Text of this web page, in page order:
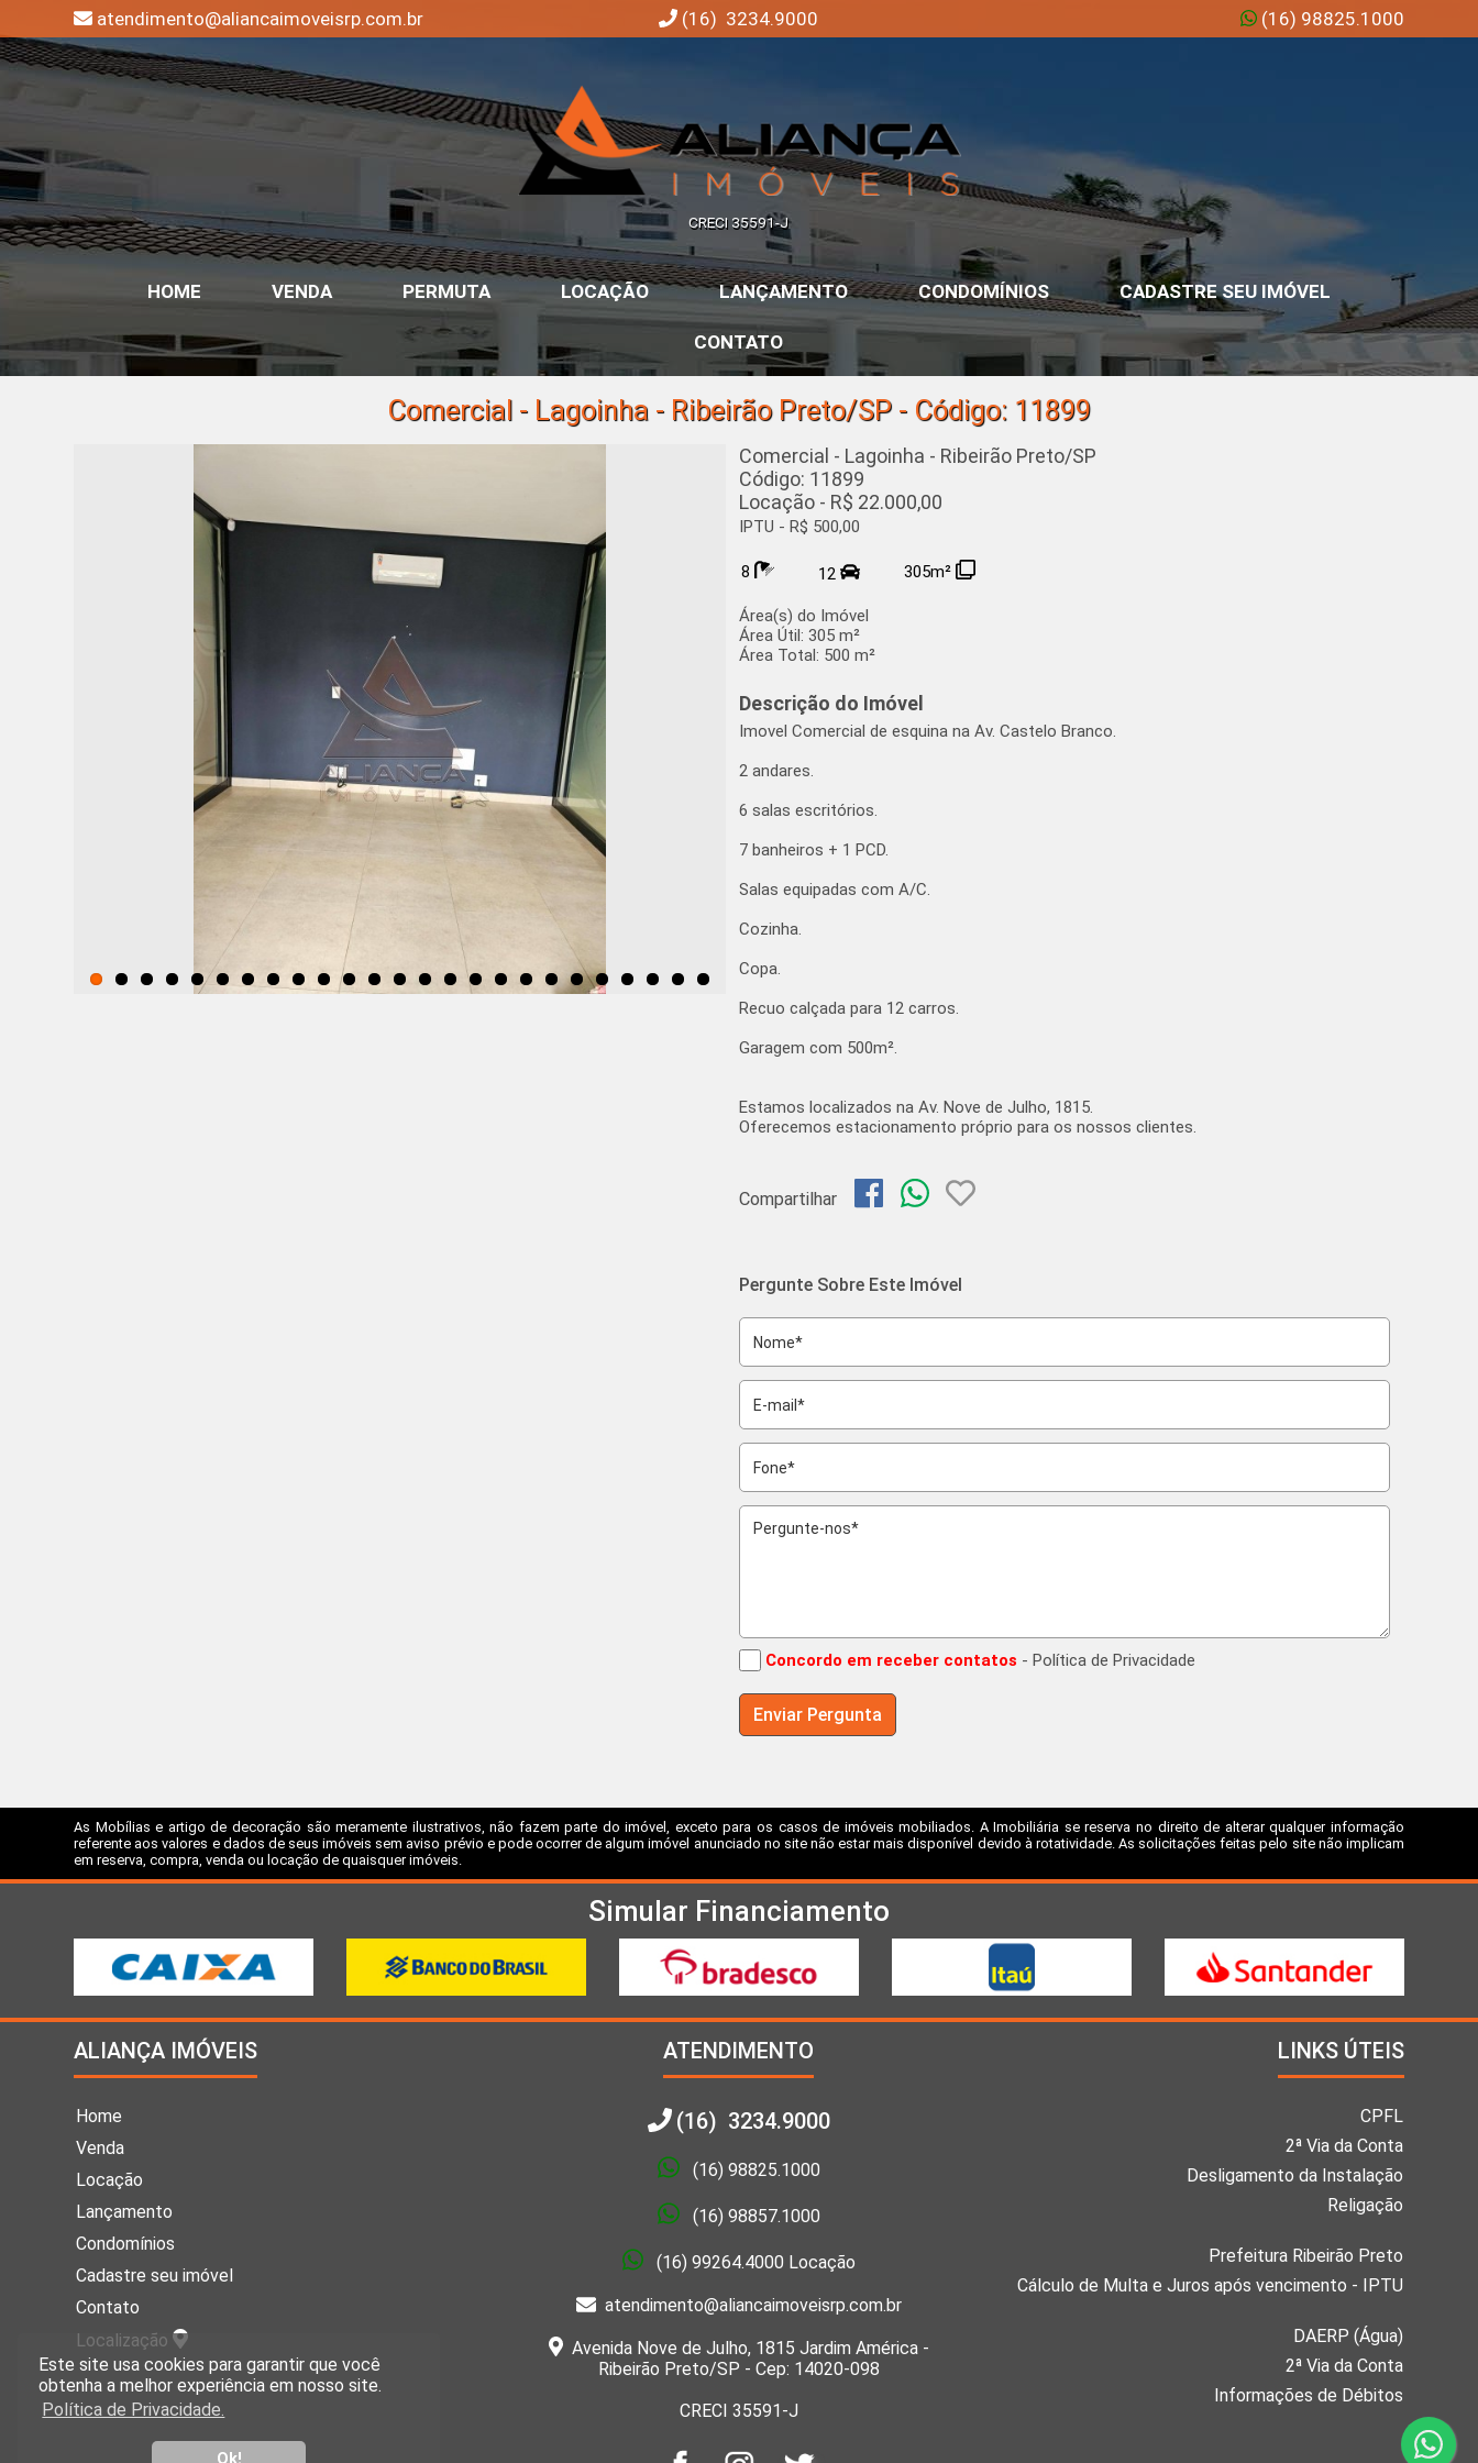
Este site usa cookies para garantir que você
obtenha a melhor experiência em nosso site.
Política de Privacidade.
Ok!
atendimento@aliancaimoveisrp.com.br (16) 3234.9000 (16) 98825.1000
CRECI 35591-J
HOME VENDA PERMUTA LOCAÇÃO LANÇAMENTO CONDOMÍNIOS CADASTRE SEU IMÓVEL
CONTATO
Comercial - Lagoinha - Ribeirão Preto/SP - Código: 11899
Comercial - Lagoinha - Ribeirão Preto/SP
Código: 11899
Locação - R$ 22.000,00
IPTU - R$ 500,00
8 12 305m²
Área(s) do Imóvel
Área Útil: 305 m²
Área Total: 500 m²
Descrição do Imóvel
Imovel Comercial de esquina na Av. Castelo Branco.
2 andares.
6 salas escritórios.
7 banheiros + 1 PCD.
Salas equipadas com A/C.
Cozinha.
Copa.
Recuo calçada para 12 carros.
Garagem com 500m².
Estamos localizados na Av. Nove de Julho, 1815.
Oferecemos estacionamento próprio para os nossos clientes.
Compartilhar
Pergunte Sobre Este Imóvel
Concordo em receber contatos - Política de Privacidade
As Mobílias e artigo de decoração são meramente ilustrativos, não fazem parte do imóvel, exceto para os casos de imóveis mobiliados. A Imobiliária se reserva no direito de alterar qualquer informação
referente aos valores e dados de seus imóveis sem aviso prévio e pode ocorrer de algum imóvel anunciado no site não estar mais disponível devido à rotatividade. As solicitações feitas pelo site não implicam
em reserva, compra, venda ou locação de quaisquer imóveis.
Simular Financiamento
ALIANÇA IMÓVEIS
Home
Venda
Locação
Lançamento
Condomínios
Cadastre seu imóvel
Contato
Localização
ATENDIMENTO
(16) 3234.9000
(16) 98825.1000
(16) 98857.1000
(16) 99264.4000 Locação
atendimento@aliancaimoveisrp.com.br
Avenida Nove de Julho, 1815 Jardim América -
Ribeirão Preto/SP - Cep: 14020-098
CRECI 35591-J
LINKS ÚTEIS
CPFL
2ª Via da Conta
Desligamento da Instalação
Religação
Prefeitura Ribeirão Preto
Cálculo de Multa e Juros após vencimento - IPTU
DAERP (Água)
2ª Via da Conta
Informações de Débitos